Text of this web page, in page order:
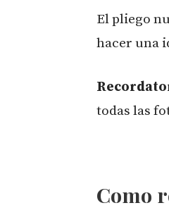
El pliego
hacer una
todas las
Como